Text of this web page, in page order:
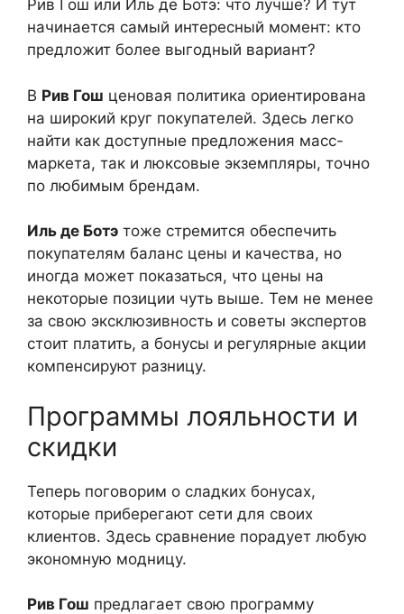
Рив Гош или Иль де Ботэ: что лучше? И тут
начинается самый интересный момент: кто
предложит более выгодный вариант?
В Рив Гош ценовая политика ориентирована
на широкий круг покупателей. Здесь легко
найти как доступные предложения масс-
маркета, так и люксовые экземпляры, точно
по любимым брендам.
Иль де Ботэ тоже стремится обеспечить
покупателям баланс цены и качества, но
иногда может показаться, что цены на
некоторые позиции чуть выше. Тем не менее
за свою эксклюзивность и советы экспертов
стоит платить, а бонусы и регулярные акции
компенсируют разницу.
Программы лояльности и
скидки
Теперь поговорим о сладких бонусах,
которые приберегают сети для своих
клиентов. Здесь сравнение порадует любую
экономную модницу.
Рив Гош предлагает свою программу